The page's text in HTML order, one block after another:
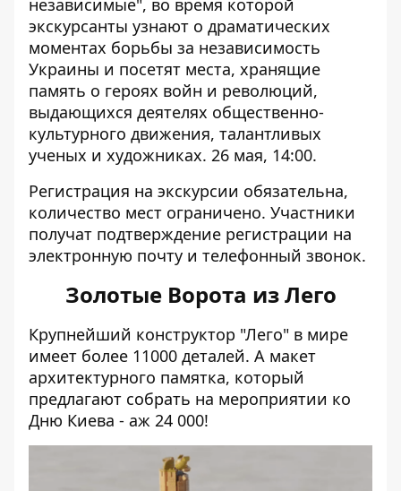
независимые", во время которой
экскурсанты узнают о драматических
моментах борьбы за независимость
Украины и посетят места, хранящие
память о героях войн и революций,
выдающихся деятелях общественно-
культурного движения, талантливых
ученых и художниках. 26 мая, 14:00.
Регистрация на экскурсии обязательна,
количество мест ограничено. Участники
получат подтверждение регистрации на
электронную почту и телефонный звонок.
Золотые Ворота из Лего
Крупнейший конструктор "Лего" в мире
имеет более 11000 деталей. А макет
архитектурного памятка, который
предлагают собрать на мероприятии ко
Дню Киева - аж 24 000!